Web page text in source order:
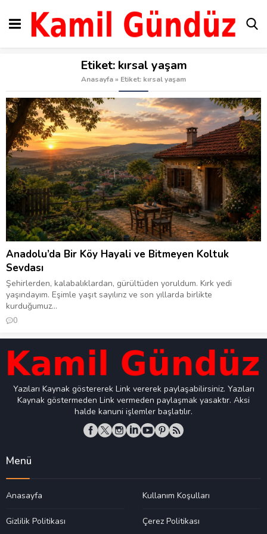
Etiket: kırsal yaşam
Anasayfa» Etiket: kırsal yaşam
Anadolu’da Bir Köy Hayali ve Bitmeyen Koltuk
Sevdası
Şehirlerden, kalabalıklardan, gürültüden yoruldum. Kırk yedi
yaşındayım. Eşimle yaşıt sayılırız ve son yıllarda birlikte
kurduğumuz...
0
Yazıları Kaynak göstererek Link vererek paylaşabilirsiniz. Yazıları
Kaynak göstermeden Link vermeden paylaşmak yasaktır. Aksi
halde kanuni işlemler başlatılır.
Menü
Anasayfa Kullanım Koşulları
Gizlilik Politikası Çerez Politikası